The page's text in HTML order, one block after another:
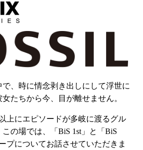
、時に情念剥き出しにして浮世に
たちから今、目が離せません。
上にエピソードが多岐に渡るグル
の場では、「BiS 1st」と「BiS
プについてお話させていただきま